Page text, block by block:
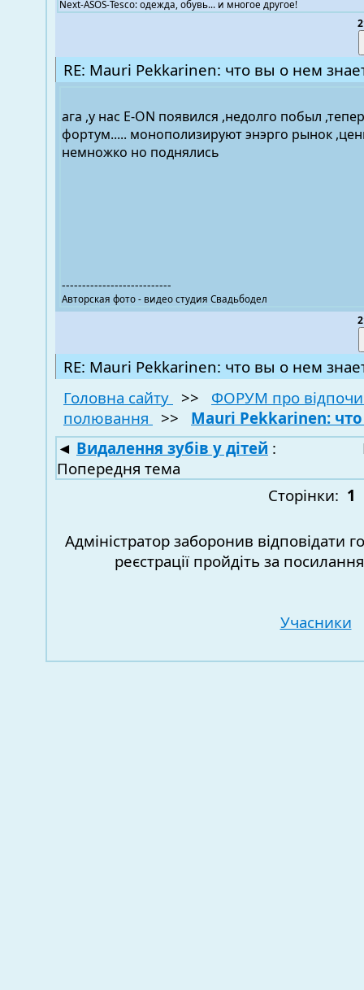
Next-ASOS-Tesco: одежда, обувь... и многое другое!
RE: Mauri Pekkarinen: что вы о нем
ага ,у нас E-ON появился ,недолго побыл
фортум..... монополизируют энэрго рынок
немножко но поднялись
---------------------------
Авторская фото - видео студия Свадьбодел
RE: Mauri Pekkarinen: что вы о нем
Головна сайту
>> ФОРУМ про
полювання
>> Mauri Pekkarinen:
◄ Видалення зубів у дітей :
Попередня тема
Сторінки: 1
Адміністратор заборонив відповідати
реєстрації пройдіть за
Учасники